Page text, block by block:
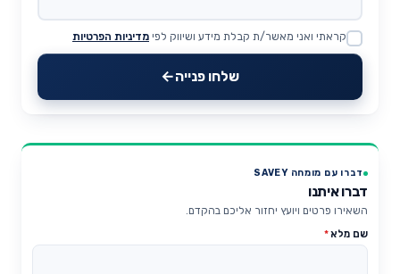
Website
קראתי ואני מאשר/ת קבלת מידע ושיווק לפי מדיניות הפרטיות
שלחו פנייה
דברו עם מומחה SAVEY
דברו איתנו
השאירו פרטים ויועץ יחזור אליכם בהקדם.
שם מלא*